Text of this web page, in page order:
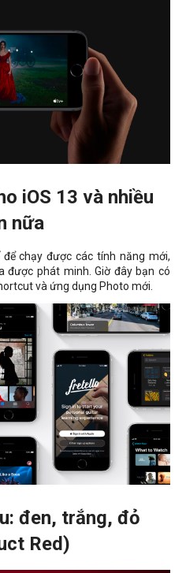
iOS 13 và nhiều
nữa
chạy được các tính năng mới,
được phát minh. Giờ đây bạn có
và ứng dụng Photo mới.
đen, trắng, đỏ
Red)